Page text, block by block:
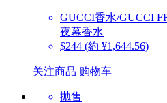
GUCCI香水/GUCCI
夜幕香水
$244 (約 ¥1,644.56)
关注商品 购物车
抛售